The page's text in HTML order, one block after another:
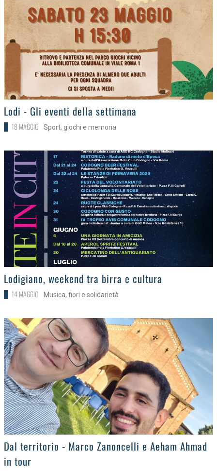
>Lodi - Gli eventi della settimana
18 MAGGIO Sport, giochi e memoria
>Lodigiano, weekend tra birra e cultura
14 MAGGIO Musica, fiori e solidarietà
>
Dal territorio - Marco Zanoncelli e Aeham Ahmad
in tour